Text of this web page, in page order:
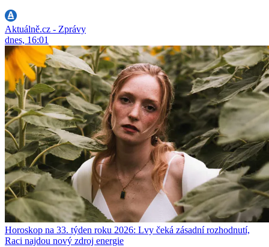
Aktuálně.cz - Zprávy
dnes, 16:01
Horoskop na 33. týden roku 2026: Lvy čeká zásadní rozhodnutí,
Raci najdou nový zdroj energie